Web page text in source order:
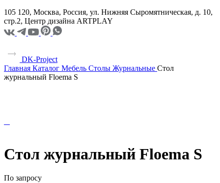
105 120, Москва, Россия, ул. Нижняя Сыромятническая, д. 10,
стр.2, Центр дизайна ARTPLAY
DK-Project
Главная Каталог Мебель Столы Журнальные Стол
журнальный Floema S
Стол журнальный Floema S
По запросу